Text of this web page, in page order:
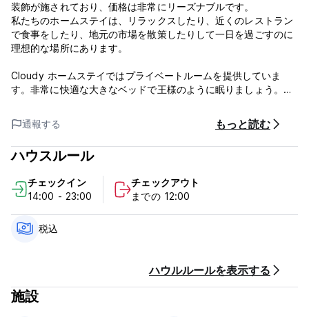
装飾が施されており、価格は非常にリーズナブルです。
私たちのホームステイは、リラックスしたり、近くのレストラン
で食事をしたり、地元の市場を散策したりして一日を過ごすのに
理想的な場所にあります。
Cloudy ホームステイではプライベートルームを提供していま
す。非常に快適な大きなベッドで王様のように眠りましょう。私
や午後のビールを飲みながら座って世界の様子を眺めることがで
きるバルコニーがあります。
ホイアンでおすすめのアクティビティをすべて教えてくれるフレ
利用規約：
キャンセルポリシー：ご到着の2日前まで。キャンセルが遅れた
場合、またはノーショーの場合は、滞在の最初の1泊分の料金が課
チェックアウト時間は00:00～12:00です。
到着時に現金でお支払いください
通報する もっと読む
ハウスルール
チェックイン
14:00 - 23:00
チェックアウト
までの 12:00
税込
ハウルルールを表示する
施設